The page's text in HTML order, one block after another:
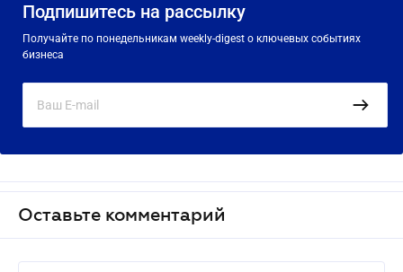
Подпишитесь на рассылку
Получайте по понедельникам weekly-digest о ключевых событиях
бизнеса
Оставьте комментарий